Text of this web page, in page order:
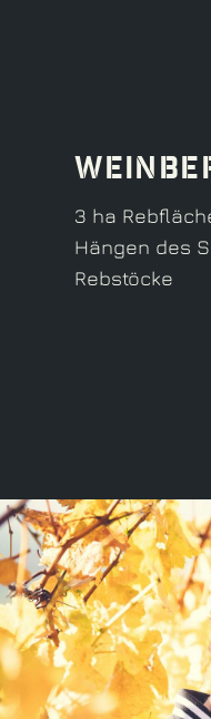
3 ha
Hängen des
Rebstöcke